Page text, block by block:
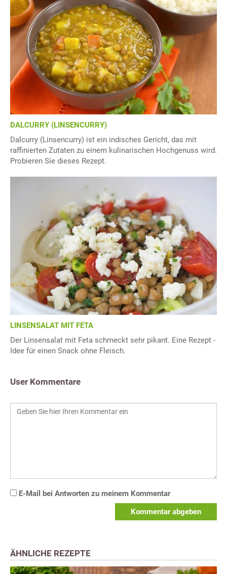
DALCURRY (LINSENCURRY)
Dalcurry (Linsencurry) ist ein indisches Gericht, das mit
raffinierten Zutaten zu einem kulinarischen Hochgenuss wird.
Probieren Sie dieses Rezept.
LINSENSALAT MIT FETA
Der Linsensalat mit Feta schmeckt sehr pikant. Eine Rezept -
Idee für einen Snack ohne Fleisch.
User Kommentare
E-Mail bei Antworten zu meinem Kommentar
Kommentar abgeben
ÄHNLICHE REZEPTE